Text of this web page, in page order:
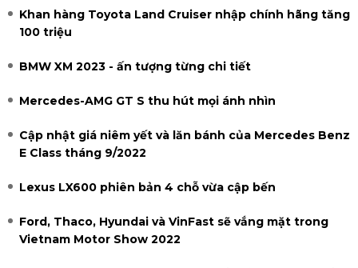
Khan hàng Toyota Land Cruiser nhập chính hãng tăng
100 triệu
BMW XM 2023 - ấn tượng từng chi tiết
Mercedes-AMG GT S thu hút mọi ánh nhìn
Cập nhật giá niêm yết và lăn bánh của Mercedes Benz
E Class tháng 9/2022
Lexus LX600 phiên bản 4 chỗ vừa cập bến
Ford, Thaco, Hyundai và VinFast sẽ vắng mặt trong
Vietnam Motor Show 2022